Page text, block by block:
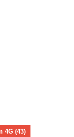
4G (43)